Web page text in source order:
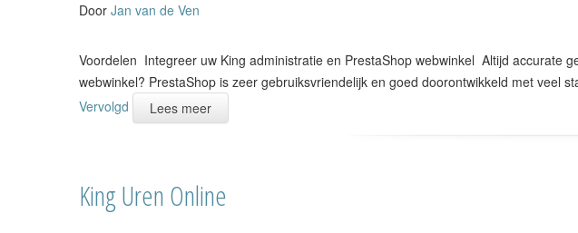
Door Jan van de Ven
Voordelen Integreer uw King administratie en PrestaShop webwinkel Altijd accurate
webwinkel? PrestaShop is zeer gebruiksvriendelijk en goed doorontwikkeld met
Vervolgd
Lees meer
King Uren Online